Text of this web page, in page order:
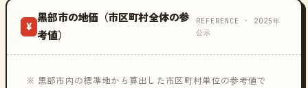
¥
黒部市の地価（市区町村全体の参
考値）
REFERENCE · 2025年
公示
※ 黒部市内の標準地から算出した市区町村単位の参考値で